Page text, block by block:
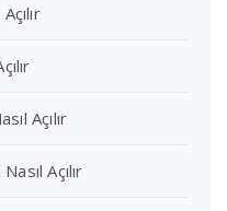
Açılır
Açılır